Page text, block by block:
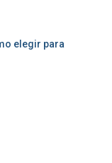
elegir para